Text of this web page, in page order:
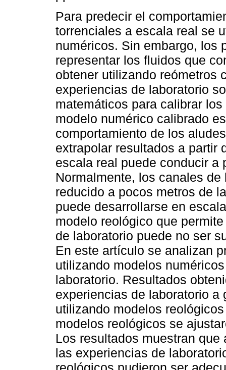
Para predecir el
torrenciales a escala real se
numéricos. Sin embargo, los
representar los fluidos que
obtener utilizando reómetros
experiencias de laboratorio
matemáticos para calibrar
modelo numérico calibrado
comportamiento de los
extrapolar resultados a partir
escala real puede conducir a
Normalmente, los canales
reducido a pocos metros de
puede desarrollarse en
modelo reológico que
de laboratorio puede no ser
En este artículo se analizan
utilizando modelos
laboratorio. Resultados
experiencias de laboratorio a
utilizando modelos
modelos reológicos se
Los resultados muestran
las experiencias de